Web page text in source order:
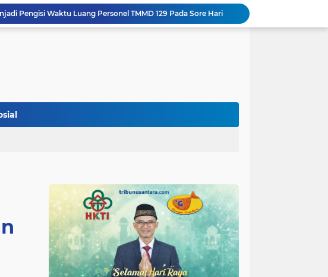
Pengisi Waktu Luang Personel TMMD 129 Pada Sore Hari
Gotong Royong Warnai Pengecatan Mushola dalam TMMD ke-129 Kodim 1002/HST
Gus Halim iskandar Ketua DPW. PKB Jatim, Resmikan Kantor Graha Gus Dur dan Masjid Al Iskandariyah, dorong Jadi Pusat Pelayanan Warga dan Dakwah Umat.